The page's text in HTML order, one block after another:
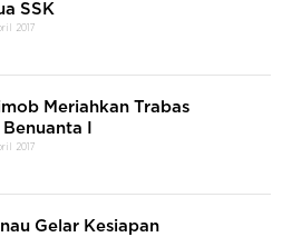
SSK
2017
Meriahkan Trabas
I
2017
Gelar Kesiapan